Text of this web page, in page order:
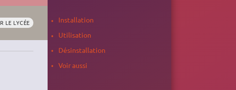
LE LYCÉE
Installation
Utilisation
Désinstallation
Voir aussi